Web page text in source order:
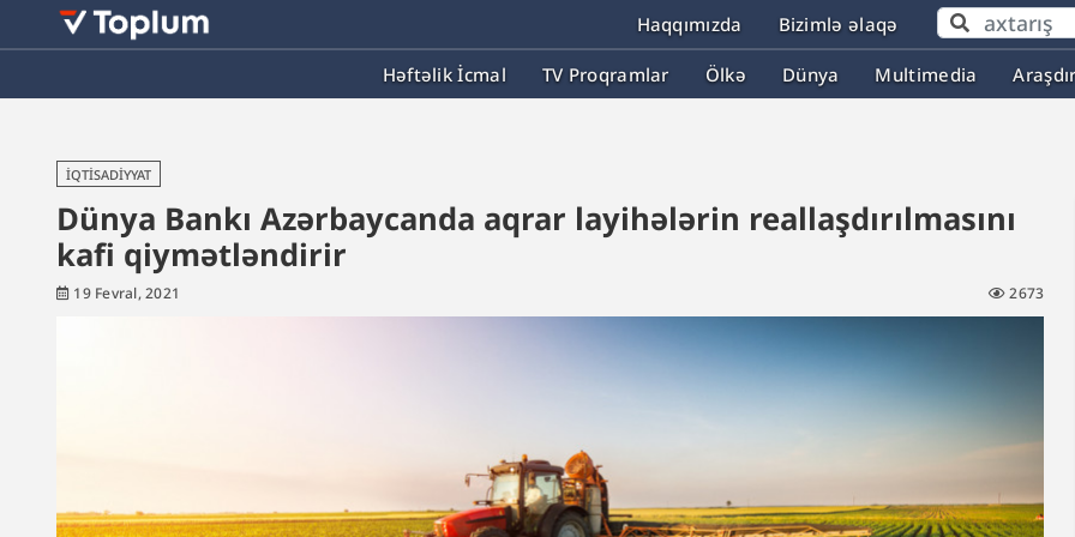
Haqqımızda Bizimlə əlaqə
Həftəlik İcmal TV Proqramlar Ölkə Dünya Multimedia
İQTISADIYYAT
Dünya Bankı Azərbaycanda aqrar layihələrin reallaşdırılmasını
kafi qiymətləndirir
19 Fevral, 2021 2673